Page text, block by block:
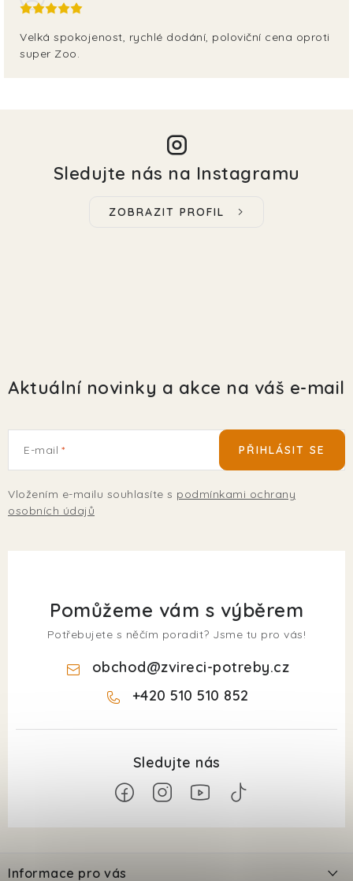
Velká spokojenost, rychlé dodání, poloviční cena oproti
super Zoo.
Sledujte nás na Instagramu
ZOBRAZIT PROFIL
Aktuální novinky a akce na váš e-mail
E-mail
Vložením e-mailu souhlasíte s podmínkami ochrany
osobních údajů
PŘIHLÁSIT SE
Pomůžeme vám s výběrem
Potřebujete s něčím poradit? Jsme tu pro vás!
obchod@zvireci-potreby.cz
+420 510 510 852
Informace pro vás